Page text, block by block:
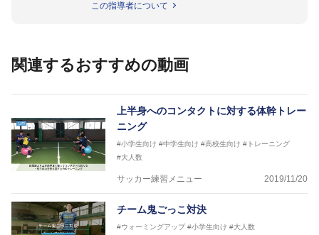
日本サッカー協会公認B級養成講習会インストラクタ
協会公認キッズリーダーチーフインストラクター
【指導歴】
FリーグU23選抜監督、ミャンマー女子フットサル代
表監督
日本サッカー協会フットサルインストラクター、AFC
（アジアサッカー連盟）フットサルインストラクター
【資格】
JFA公認A級コーチジェネラルライセンス・JFA公認フ
ットサルB級コーチライセンス
横山 哲久
この指導者について
関連するおすすめの動画
上半身へのコンタクトに対する体幹トレー
ニング
#小学生向け #中学生向け #高校生向け #トレーニング
#大人数
サッカー練習メニュー 2019/11/20
チーム鬼ごっこ対決
#ウォーミングアップ #小学生向け #大人数